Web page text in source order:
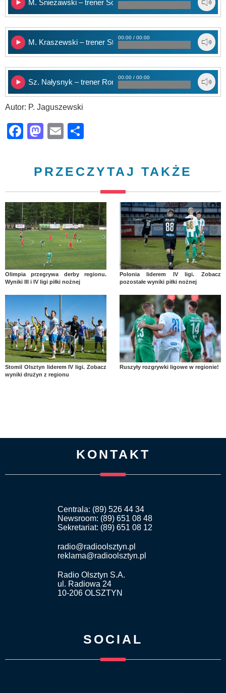
M. Śnieżawski – trener Sokoła
M. Kraszewski – trener Stomilu
00:00 / 00:00
Sz. Nałysnyk – trener Rominty
00:00 / 00:00
Autor: P. Jaguszewski
Facebook
Mastodon
Email
PRZECZYTAJ TAKŻE
Olimpia przegrywa derby regionu.
Wyniki III i IV ligi piłki nożnej
Polonia liderem IV ligi. Zobacz
pozostałe wyniki piłki nożnej
Stomil Olsztyn liderem IV ligi. Zobacz
wyniki drużyn z regionu
Ruszyły rozgrywki ligowe w regionie!
KONTAKT
Centrala: (89) 526 44 34
Newsroom: (89) 651 08 48
Sekretariat: (89) 651 08 12
radio@radioolsztyn.pl
reklama@radioolsztyn.pl
Radio Olsztyn S.A.
ul. Radiowa 24
10-206 OLSZTYN
SOCIAL